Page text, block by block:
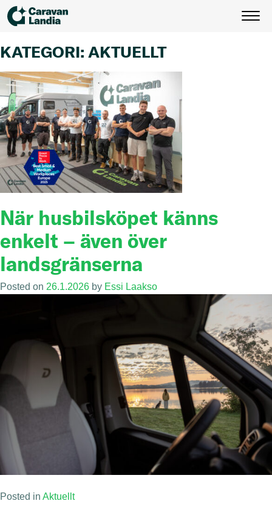
to
KATEGORI: AKTUELLT
När husbilsköpet känns
enkelt – även över
landsgränserna
Posted on 26.1.2026 by Essi Laakso
Posted in Aktuellt